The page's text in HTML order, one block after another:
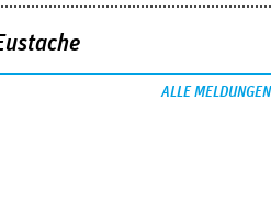
ALLE MELDUNGEN